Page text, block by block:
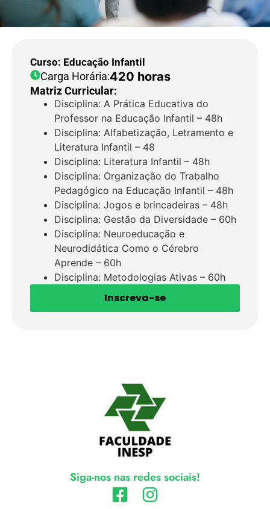
Curso: Educação Infantil
Carga Horária:420 horas
Matriz Curricular:
Disciplina: A Prática Educativa do
Professor na Educação Infantil – 48h
Disciplina: Alfabetização, Letramento e
Literatura Infantil – 48
Disciplina: Literatura Infantil – 48h
Disciplina: Organização do Trabalho
Pedagógico na Educação Infantil – 48h
Disciplina: Jogos e brincadeiras – 48h
Disciplina: Gestão da Diversidade – 60h
Disciplina: Neuroeducação e
Neurodidática Como o Cérebro
Aprende – 60h
Disciplina: Metodologias Ativas – 60h
Inscreva-se
Siga-nos nas redes sociais!